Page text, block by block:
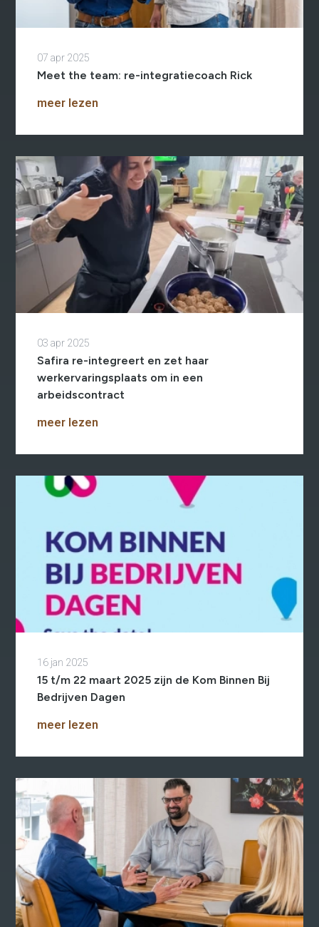
Re-integratie
WerkBehoud
Budgetcoaching
Jobcenter & jobhunting
Loopbaancoaching
Ons testcentrum
Uitkeringsinstantie
Aanvraag brochure 2026
Aanvraag hand-out
LeerWerkburo
Werkgevers
Budgetcoaching on the job
Outplacement
07 apr 2025
Meet the team: re-integratiecoach Rick
meer lezen
03 apr 2025
Safira re-integreert en zet haar
werkervaringsplaats om in een
arbeidscontract
meer lezen
16 jan 2025
15 t/m 22 maart 2025 zijn de Kom Binnen Bij
Bedrijven Dagen
meer lezen